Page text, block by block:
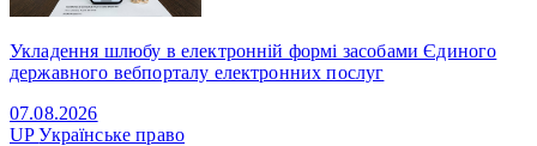
Укладення шлюбу в електронній формі засобами Єдиного
державного вебпорталу електронних послуг
07.08.2026
UPУкраїнське право